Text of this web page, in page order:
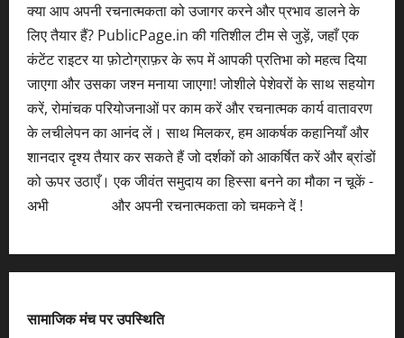
क्या आप अपनी रचनात्मकता को उजागर करने और प्रभाव डालने के
लिए तैयार हैं? PublicPage.in की गतिशील टीम से जुड़ें, जहाँ एक
कंटेंट राइटर या फ़ोटोग्राफ़र के रूप में आपकी प्रतिभा को महत्व दिया
जाएगा और उसका जश्न मनाया जाएगा! जोशीले पेशेवरों के साथ सहयोग
करें, रोमांचक परियोजनाओं पर काम करें और रचनात्मक कार्य वातावरण
के लचीलेपन का आनंद लें। साथ मिलकर, हम आकर्षक कहानियाँ और
शानदार दृश्य तैयार कर सकते हैं जो दर्शकों को आकर्षित करें और ब्रांडों
को ऊपर उठाएँ। एक जीवंत समुदाय का हिस्सा बनने का मौका न चूकें -
अभी
और अपनी रचनात्मकता को चमकने दें !
सामाजिक मंच पर उपस्थिति